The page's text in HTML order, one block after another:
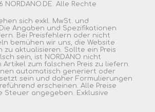
Alle Rechte
sich exkl. MwSt. und
Angaben und Spezifikationen
Bei Preisfehlern oder nicht
bemühen wir uns, die Website
zu aktualisieren. Sollte ein Preis
sein, ist NORDANO nicht
zum falschen Preis zu liefern.
automatisch generiert oder
sein und daher Formulierungen
erscheinen. Alle Preise
Steuer angegeben. Exklusive